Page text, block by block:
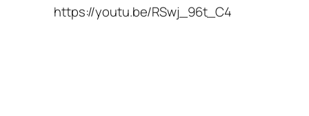
https://youtu.be/RSwj_96t_C4